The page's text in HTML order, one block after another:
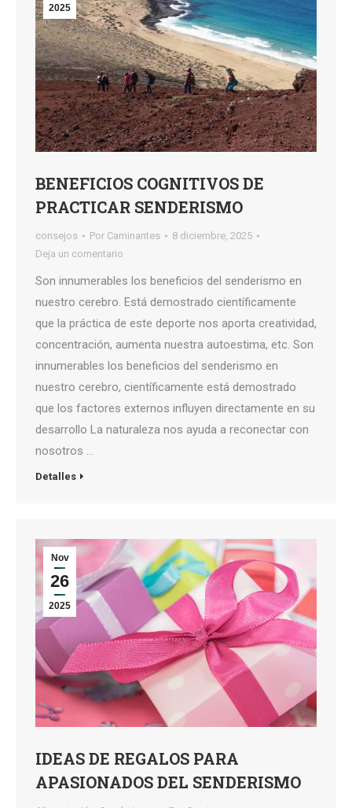
2025
BENEFICIOS COGNITIVOS DE
PRACTICAR SENDERISMO
consejos Por Caminantes
8 diciembre, 2025
Deja un comentario
Son innumerables los beneficios del senderismo en
nuestro cerebro. Está demostrado científicamente
que la práctica de este deporte nos aporta creatividad,
concentración, aumenta nuestra autoestima, etc. Son
innumerables los beneficios del senderismo en
nuestro cerebro, científicamente está demostrado
que los factores externos influyen directamente en su
desarrollo La naturaleza nos ayuda a reconectar con
nosotros …
Detalles
Nov
26
2025
IDEAS DE REGALOS PARA
APASIONADOS DEL SENDERISMO